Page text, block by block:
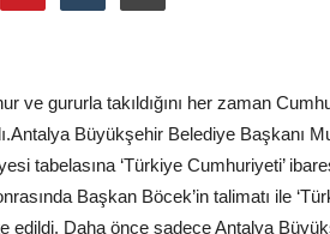
ve gururla takıldığını her zaman
Büyükşehir Belediye Başkanı
tabelasına ‘Türkiye Cumhuriyeti’
Başkan Böcek’in talimatı ile
edildi. Daha önce sadece Antalya